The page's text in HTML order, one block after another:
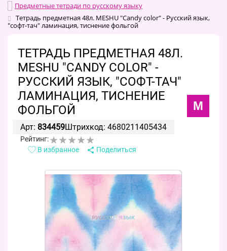
Предметные тетради по русскому языку
Тетрадь предметная 48л. MESHU "Candy color" - Русский язык,
"софт-тач" ламинация, тиснение фольгой
ТЕТРАДЬ ПРЕДМЕТНАЯ 48Л.
MESHU "CANDY COLOR" -
РУССКИЙ ЯЗЫК, "СОФТ-ТАЧ"
ЛАМИНАЦИЯ, ТИСНЕНИЕ
ФОЛЬГОЙ
M
Арт: 834459Штрихкод: 4680211405434
Рейтинг:
В избранное
Поделиться